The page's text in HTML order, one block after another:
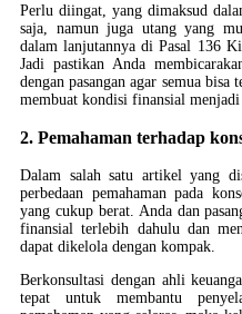
Perlu diingat, yang dimaksud
saja, namun juga utang yang
dalam lanjutannya di Pasal 136
Jadi pastikan Anda
dengan pasangan agar semua
membuat kondisi finansial menjadi
2. Pemahaman terhadap
Dalam salah satu artikel yang
perbedaan pemahaman pada
yang cukup berat. Anda dan
finansial terlebih dahulu dan
dapat dikelola dengan kompak.
Berkonsultasi dengan ahli
tepat untuk membantu